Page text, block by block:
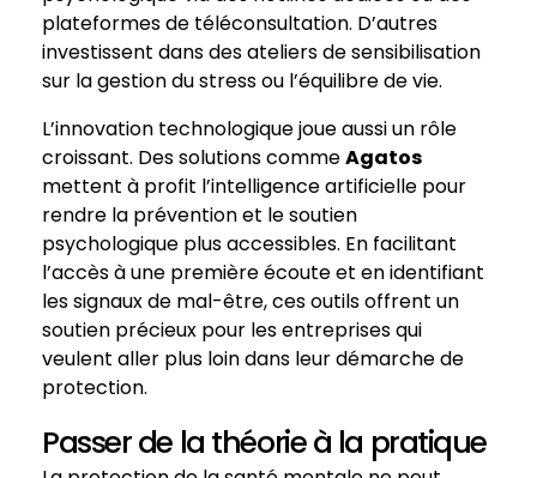
plateformes de téléconsultation. D’autres
investissent dans des ateliers de sensibilisation
sur la gestion du stress ou l’équilibre de vie.
L’innovation technologique joue aussi un rôle
croissant. Des solutions commeAgatos
mettent à profit l’intelligence artificielle pour
rendre la prévention et le soutien
psychologique plus accessibles. En facilitant
l’accès à une première écoute et en identifiant
les signaux de mal-être, ces outils offrent un
soutien précieux pour les entreprises qui
veulent aller plus loin dans leur démarche de
protection.
Passer de la théorie à la pratique